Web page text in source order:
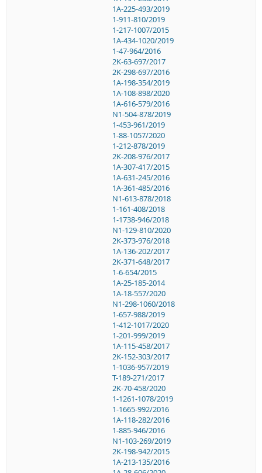
1A-225-493/2019
1-911-810/2019
1-217-1007/2015
1A-434-1020/2019
1-47-964/2016
2K-63-697/2017
2K-298-697/2016
1A-198-354/2019
1A-108-898/2020
1A-616-579/2016
N1-504-878/2019
1-453-961/2019
1-88-1057/2020
1-212-878/2019
2K-208-976/2017
1A-307-417/2015
1A-631-245/2016
1A-361-485/2016
N1-613-878/2018
1-161-408/2018
1-1738-946/2018
N1-129-810/2020
2K-373-976/2018
1A-136-202/2017
2K-371-648/2017
1-6-654/2015
1A-25-185-2014
1A-18-557/2020
N1-298-1060/2018
1-657-988/2019
1-412-1017/2020
1-201-999/2019
1A-115-458/2017
2K-152-303/2017
1-1036-957/2019
T-189-271/2017
2K-70-458/2020
1-1261-1078/2019
1-1665-992/2016
1A-118-282/2016
1-885-946/2016
N1-103-269/2019
2K-198-942/2015
1A-213-135/2016